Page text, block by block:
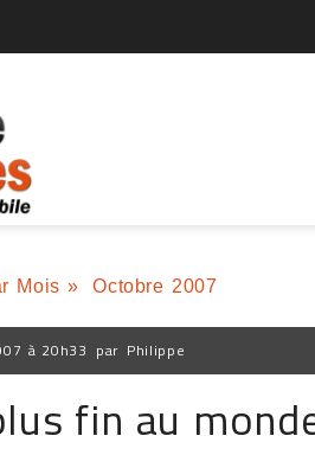
Mois » Octobre 2007
à 20h33 par Philippe
fin au